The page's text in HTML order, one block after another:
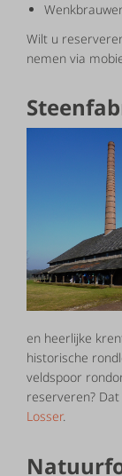
Wilt u
nemen via
en heerlijke
historische
veldspoor
reserveren?
Losser.